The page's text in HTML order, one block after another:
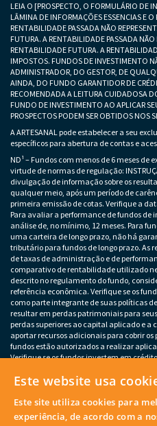
LEIA O [PROSPECTO, O FORMULÁRIO DE
LÂMINA DE INFORMAÇÕES ESSENCIAS E
RENTABILIDADE PASSADA NÃO
FUTURA. A RENTABILIDADE PASSADA NÃO
RENTABILIDADE FUTURA. A
IMPOSTOS. FUNDOS DE INVESTIMENTO
ADMINISTRADOR, DO GESTOR, DE
AINDA, DO FUNDO GARANTIDOR DE
RECOMENDADA A LEITURA CUIDADOSA
FUNDO DE INVESTIMENTO AO APLICAR
PROSPECTOS PODEM SER OBTIDOS NOS
A ARTESANAL pode estabelecer a seu
específicos para abertura de contas e
ND¹ – Fundos com menos de 6 meses
virtude de normas de regulação:
divulgação de informação sobre os
qualquer meio, após um período de
primeira emissão de cotas. Verifique a
Para avaliar a performance de fundos
análise de, no mínimo, 12 meses. Para
uma carteira de longo prazo, não há
tributário para fundos de longo prazo.
de taxas de administração e de
comparativo de rentabilidade utilizado
descrito no regulamento do fundo,
referência econômica. Verifique se os
como parte integrante de suas políticas
resultar em perdas patrimoniais para
perdas superiores ao capital aplicado e a
aportar recursos adicionais para cobrir os
fundos estão autorizados a realizar
Verifique se os fundos investem em
sujeitos a risco de perda substancial do
que acarretem o não pagamento dos
de poucos emissores, variação cambial e
material. O investimento em
investidor a significativas perdas
Este website usa
Este site utiliza cookies para
experiência, de acordo com a